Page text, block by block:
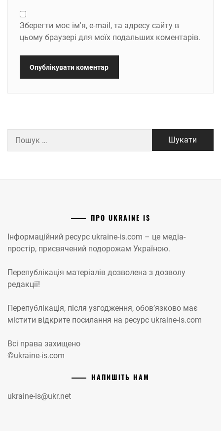
Зберегти моє ім'я, e-mail, та адресу сайту в
цьому браузері для моїх подальших коментарів.
ПРО UKRAINE IS
Інформаційний ресурс ukraine-is.com – це медіа-
простір, присвячений подорожам Україною.
Перепублікація матеріалів дозволена з дозволу
редакції!
Перепублікація, після узгодження, обов’язково має
містити відкрите посилання на ресурс ukraine-is.com
Всі права захищено
©ukraine-is.com
НАПИШІТЬ НАМ
ukraine-is@ukr.net